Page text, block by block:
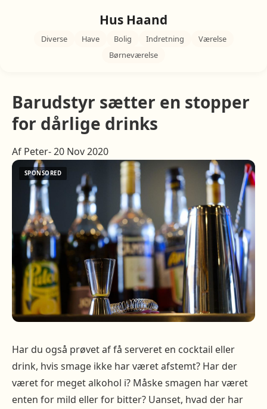
Hus Haand
Diverse Have Bolig Indretning
Værelse
Børneværelse
Barudstyr sætter en stopper
for dårlige drinks
Af Peter- 20 Nov 2020
Har du også prøvet af få serveret en cocktail eller
drink, hvis smage ikke har været afstemt? Har der
været for meget alkohol i? Måske smagen har været
enten for mild eller for bitter? Uanset, hvad der har